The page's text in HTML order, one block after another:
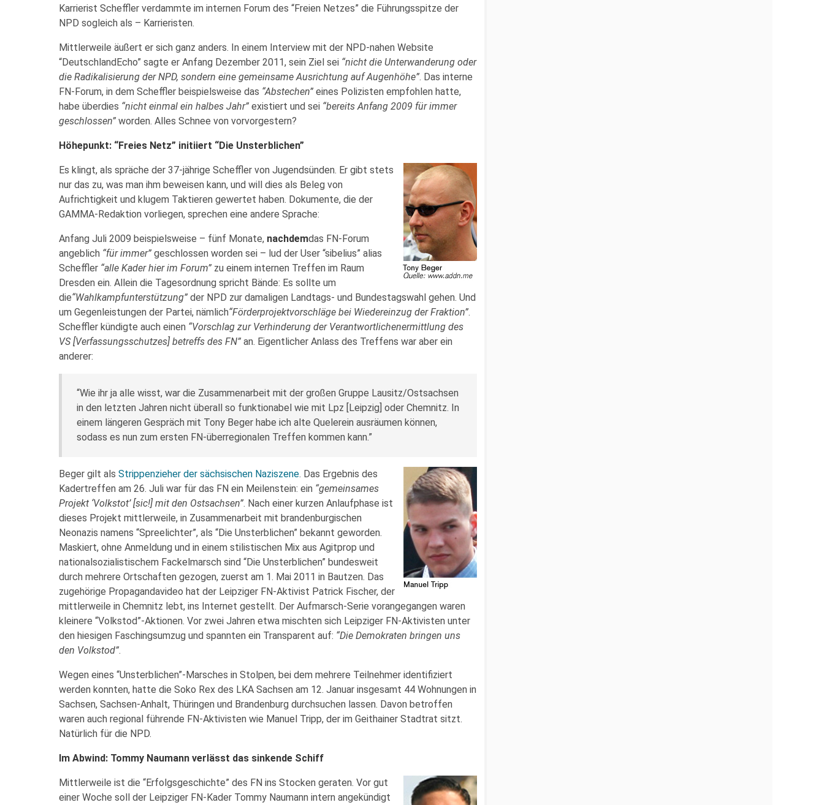
Karrierist Scheffler verdammte im internen Forum des “Freien Netzes” die Führungsspitze der
NPD sogleich als – Karrieristen.
Mittlerweile äußert er sich ganz anders. In einem Interview mit der NPD-nahen Website
“DeutschlandEcho” sagte er Anfang Dezember 2011, sein Ziel sei “nicht die Unterwanderung oder
die Radikalisierung der NPD, sondern eine gemeinsame Ausrichtung auf Augenhöhe”. Das interne
FN-Forum, in dem Scheffler beispielsweise das “Abstechen” eines Polizisten empfohlen hatte,
habe überdies “nicht einmal ein halbes Jahr” existiert und sei “bereits Anfang 2009 für immer
geschlossen” worden. Alles Schnee von vorvorgestern?
Höhepunkt: “Freies Netz” initiiert “Die Unsterblichen”
Es klingt, als spräche der 37-jährige Scheffler von Jugendsünden. Er gibt stets
nur das zu, was man ihm beweisen kann, und will dies als Beleg von
Aufrichtigkeit und klugem Taktieren gewertet haben. Dokumente, die der
GAMMA-Redaktion vorliegen, sprechen eine andere Sprache:
Anfang Juli 2009 beispielsweise – fünf Monate, nachdemdas FN-Forum
angeblich “für immer” geschlossen worden sei – lud der User “sibelius” alias
Scheffler “alle Kader hier im Forum” zu einem internen Treffen im Raum
Dresden ein. Allein die Tagesordnung spricht Bände: Es sollte um
die“Wahlkampfunterstützung” der NPD zur damaligen Landtags- und Bundestagswahl gehen. Und
um Gegenleistungen der Partei, nämlich“Förderprojektvorschläge bei Wiedereinzug der Fraktion”.
Scheffler kündigte auch einen “Vorschlag zur Verhinderung der Verantwortlichenermittlung des
VS [Verfassungsschutzes] betreffs des FN” an. Eigentlicher Anlass des Treffens war aber ein
anderer:
“Wie ihr ja alle wisst, war die Zusammenarbeit mit der großen Gruppe Lausitz/Ostsachsen
in den letzten Jahren nicht überall so funktionabel wie mit Lpz [Leipzig] oder Chemnitz. In
einem längeren Gespräch mit Tony Beger habe ich alte Quelerein ausräumen können,
sodass es nun zum ersten FN-überregionalen Treffen kommen kann.”
Beger gilt als Strippenzieher der sächsischen Naziszene. Das Ergebnis des
Kadertreffen am 26. Juli war für das FN ein Meilenstein: ein “gemeinsames
Projekt ‘Volkstot’ [sic!] mit den Ostsachsen”. Nach einer kurzen Anlaufphase ist
dieses Projekt mittlerweile, in Zusammenarbeit mit brandenburgischen
Neonazis namens “Spreelichter”, als “Die Unsterblichen” bekannt geworden.
Maskiert, ohne Anmeldung und in einem stilistischen Mix aus Agitprop und
nationalsozialistischem Fackelmarsch sind “Die Unsterblichen” bundesweit
durch mehrere Ortschaften gezogen, zuerst am 1. Mai 2011 in Bautzen. Das
zugehörige Propagandavideo hat der Leipziger FN-Aktivist Patrick Fischer, der
mittlerweile in Chemnitz lebt, ins Internet gestellt. Der Aufmarsch-Serie vorangegangen waren
kleinere “Volkstod”-Aktionen. Vor zwei Jahren etwa mischten sich Leipziger FN-Aktivisten unter
den hiesigen Faschingsumzug und spannten ein Transparent auf: “Die Demokraten bringen uns
den Volkstod”.
Wegen eines “Unsterblichen”-Marsches in Stolpen, bei dem mehrere Teilnehmer identifiziert
werden konnten, hatte die Soko Rex des LKA Sachsen am 12. Januar insgesamt 44 Wohnungen in
Sachsen, Sachsen-Anhalt, Thüringen und Brandenburg durchsuchen lassen. Davon betroffen
waren auch regional führende FN-Aktivisten wie Manuel Tripp, der im Geithainer Stadtrat sitzt.
Natürlich für die NPD.
Im Abwind: Tommy Naumann verlässt das sinkende Schiff
Mittlerweile ist die “Erfolgsgeschichte” des FN ins Stocken geraten. Vor gut
einer Woche soll der Leipziger FN-Kader Tommy Naumann intern angekündigt